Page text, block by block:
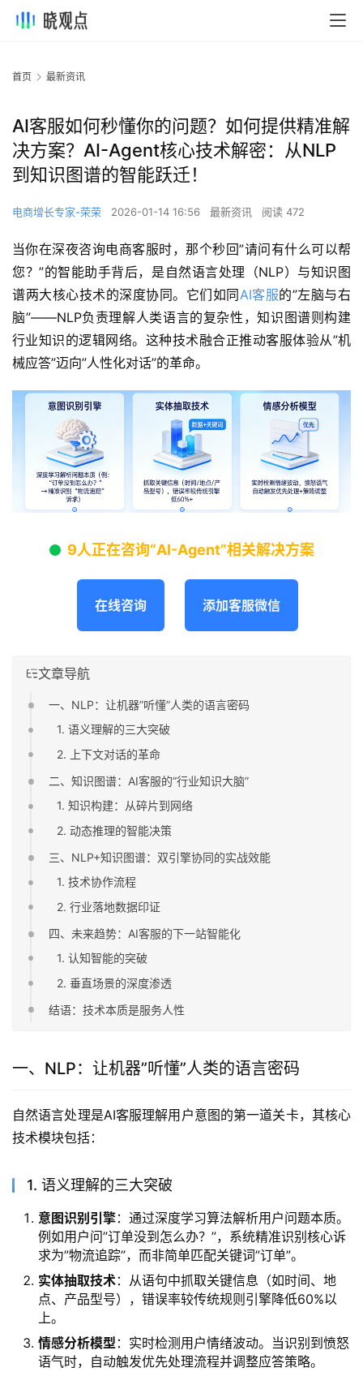
首页 最新资讯
AI客服如何秒懂你的问题？如何提供精准解
决方案？AI-Agent核心技术解密：从NLP
到知识图谱的智能跃迁！
电商增长专家-荣荣 2026-01-14 16:56 最新资讯 阅读 472
当你在深夜咨询电商客服时，那个秒回”请问有什么可以帮
您？”的智能助手背后，是自然语言处理（NLP）与知识图
谱两大核心技术的深度协同。它们如同AI客服的”左脑与右
脑”——NLP负责理解人类语言的复杂性，知识图谱则构建
行业知识的逻辑网络。这种技术融合正推动客服体验从”机
械应答”迈向”人性化对话”的革命。
9人正在咨询“AI-Agent”相关解决方案
在线咨询 添加客服微信
文章导航
一、NLP：让机器”听懂”人类的语言密码
1. 语义理解的三大突破
2. 上下文对话的革命
二、知识图谱：AI客服的”行业知识大脑”
1. 知识构建：从碎片到网络
2. 动态推理的智能决策
三、NLP+知识图谱：双引擎协同的实战效能
1. 技术协作流程
2. 行业落地数据印证
四、未来趋势：AI客服的下一站智能化
1. 认知智能的突破
2. 垂直场景的深度渗透
结语：技术本质是服务人性
一、NLP：让机器”听懂”人类的语言密码
自然语言处理是AI客服理解用户意图的第一道关卡，其核心
技术模块包括：
1. 语义理解的三大突破
意图识别引擎：通过深度学习算法解析用户问题本质。
例如用户问”订单没到怎么办？”，系统精准识别核心诉
求为”物流追踪”，而非简单匹配关键词”订单”。
实体抽取技术：从语句中抓取关键信息（如时间、地
点、产品型号），错误率较传统规则引擎降低60%以
上。
情感分析模型 ：实时检测用户情绪波动。当识别到愤怒
语气时，自动触发优先处理流程并调整应答策略。